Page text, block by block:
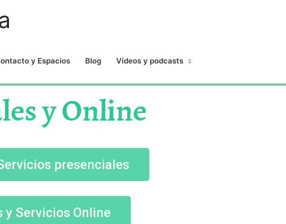
y Espacios Blog Vídeos y podcasts
y Online
presenciales
y Servicios Online